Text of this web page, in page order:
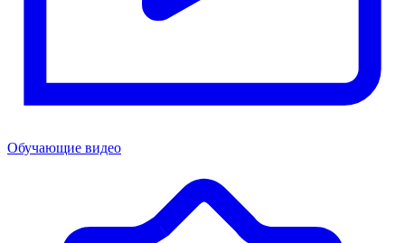
Обучающие видео